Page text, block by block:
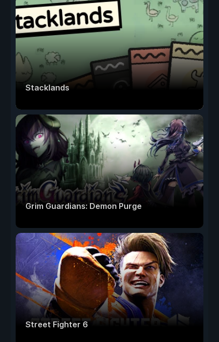
Stacklands
Grim Guardians: Demon Purge
Street Fighter 6